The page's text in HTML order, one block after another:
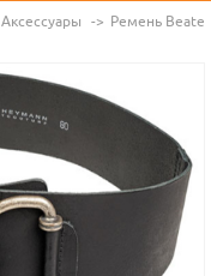
FR
Аксессуары
Ремень Beate